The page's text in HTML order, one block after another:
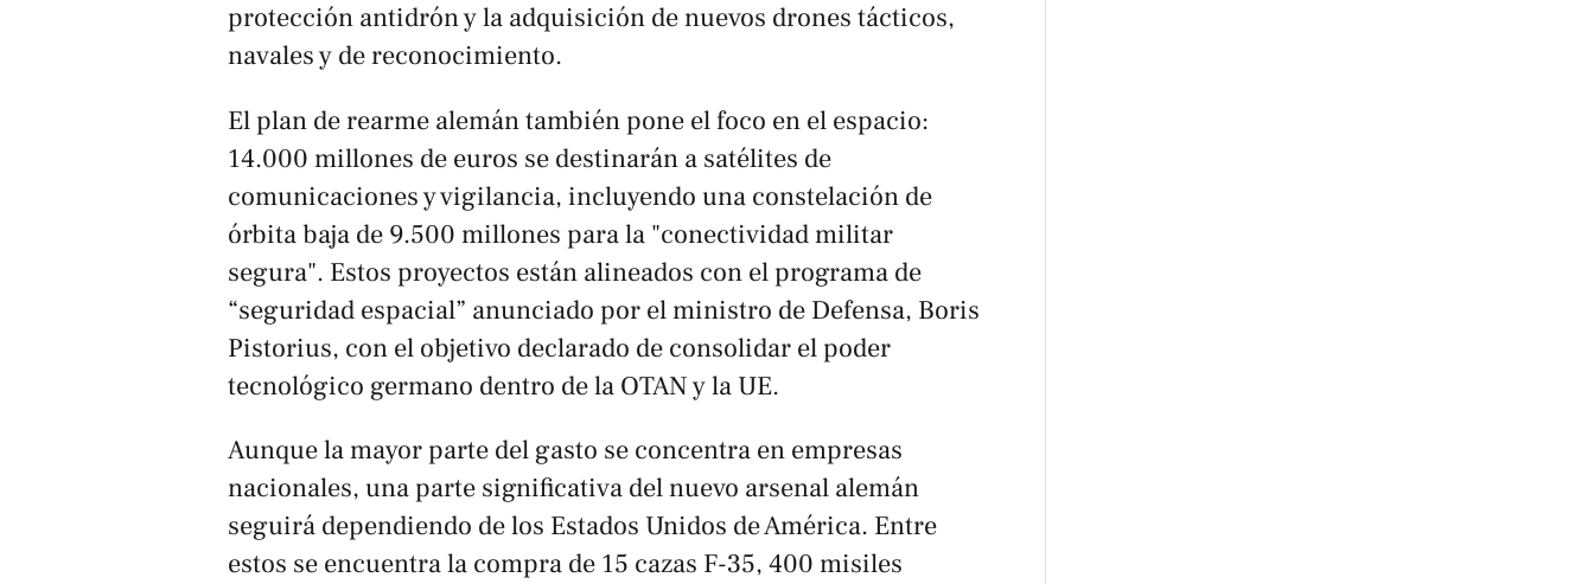
protección antidrón y la adquisición de nuevos drones tácticos,
navales y de reconocimiento.
El plan de rearme alemán también pone el foco en el espacio:
14.000 millones de euros se destinarán a satélites de
comunicaciones y vigilancia, incluyendo una constelación de
órbita baja de 9.500 millones para la "conectividad militar
segura". Estos proyectos están alineados con el programa de
“seguridad espacial” anunciado por el ministro de Defensa, Boris
Pistorius, con el objetivo declarado de consolidar el poder
tecnológico germano dentro de la OTAN y la UE.
Aunque la mayor parte del gasto se concentra en empresas
nacionales, una parte significativa del nuevo arsenal alemán
seguirá dependiendo de los Estados Unidos de América. Entre
estos se encuentra la compra de 15 cazas F-35, 400 misiles